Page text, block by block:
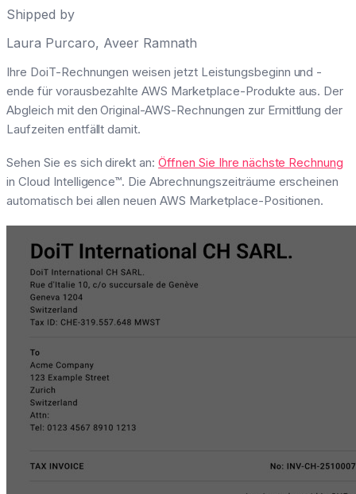
Shipped by
Laura Purcaro, Aveer Ramnath
Ihre DoiT-Rechnungen weisen jetzt Leistungsbeginn und -
ende für vorausbezahlte AWS Marketplace-Produkte aus. Der
Abgleich mit den Original-AWS-Rechnungen zur Ermittlung der
Laufzeiten entfällt damit.
Sehen Sie es sich direkt an:Öffnen Sie Ihre nächste Rechnung
in Cloud Intelligence™. Die Abrechnungszeiträume erscheinen
automatisch bei allen neuen AWS Marketplace-Positionen.